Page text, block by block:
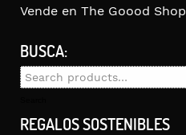
Vende en The Goood Shop
BUSCA:
Search
REGALOS SOSTENIBLES